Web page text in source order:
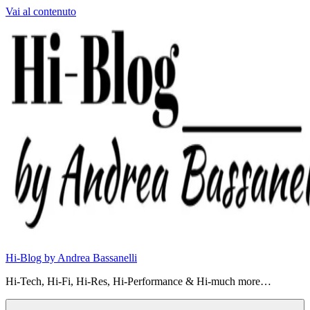
Vai al contenuto
Hi-Blog by Andrea Bassanelli
Hi-Tech, Hi-Fi, Hi-Res, Hi-Performance & Hi-much more…